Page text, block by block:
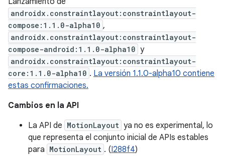
androidx.constraintlayout:constraintlayout-
compose:1.1.0-alpha10 ,
androidx.constraintlayout:constraintlayout-
compose-android:1.1.0-alpha10 y
androidx.constraintlayout:constraintlayout-
core:1.1.0-alpha10 . La versión 1.1.0-alpha10 contiene
estas confirmaciones.
Cambios en la API
La API de MotionLayout ya no es experimental, lo
que representa el conjunto inicial de APIs estables
para MotionLayout . (I288f4)